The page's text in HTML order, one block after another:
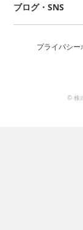
ブログ・SNS
プライバシー
© 株